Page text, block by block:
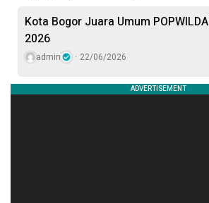
​Kota Bogor Juara Umum POPWILDA
2026
admin 22/06/2026